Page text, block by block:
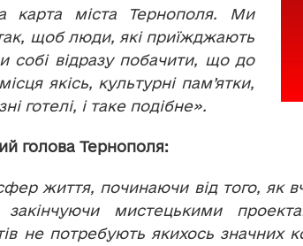
карта міста Тернополя. Ми
щоб люди, які приїжджають
собі відразу побачити, що до
якісь, культурні пам’ятки,
готелі, і таке подібне».
голова Тернополя:
життя, починаючи від того, як
закінчуючи мистецькими
не потребують якихось значних